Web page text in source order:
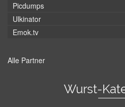
Picdumps
Ulkinator
Emok.tv
Alle Partner
Wurst-